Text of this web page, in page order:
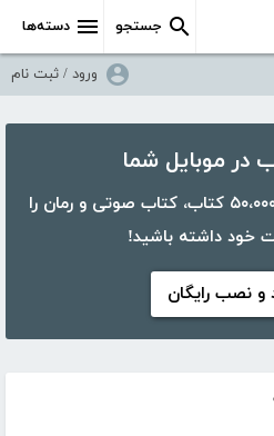
دسته‌ها جستجو
ورود / ثبت نام
با اپلیکیشن کتابراه، بیش از ۵۰،۰۰۰ کتاب، کتاب صوتی و رمان را
خود داشته باشید!
و نصب رایگان